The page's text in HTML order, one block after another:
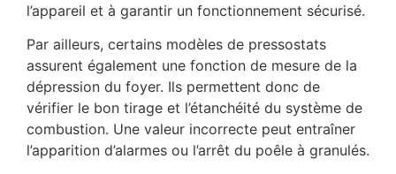
l’appareil et à garantir un fonctionnement sécurisé.
Par ailleurs, certains modèles de pressostats
assurent également une fonction de mesure de la
dépression du foyer. Ils permettent donc de
vérifier le bon tirage et l’étanchéité du système de
combustion. Une valeur incorrecte peut entraîner
l’apparition d’alarmes ou l’arrêt du poêle à granulés.